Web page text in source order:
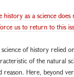
history as a science
us to return to this
of history relied
of the natural
reason. Here, beyond